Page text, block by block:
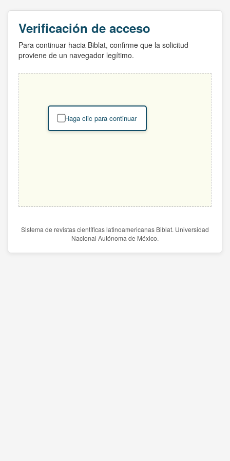
Verificación de acceso
Para continuar hacia Biblat, confirme que la solicitud
proviene de un navegador legítimo.
Haga clic para continuar
Sistema de revistas científicas latinoamericanas Biblat. Universidad
Nacional Autónoma de México.